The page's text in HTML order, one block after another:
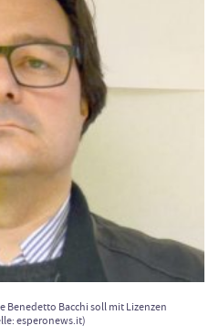
Benedetto Bacchi soll mit Lizenzen
esperonews.it)